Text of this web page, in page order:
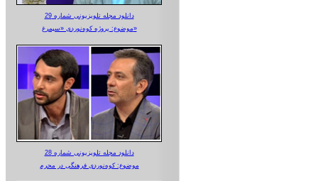
دانلود مجله تلویزیونی شماره 29
موضوع: پروژه کوه‌نوردی «سیمرغ»
دانلود مجله تلویزیونی شماره 28
موضوع: کوه‌نوردی فرهنگی در محرم